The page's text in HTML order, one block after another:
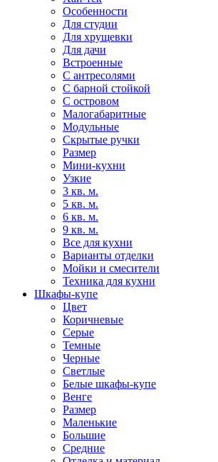
Особенности
Для студии
Для хрущевки
Для дачи
Встроенные
С антресолями
С барной стойкой
С островом
Малогабаритные
Модульные
Скрытые ручки
Размер
Мини-кухни
Узкие
3 кв. м.
5 кв. м.
6 кв. м.
9 кв. м.
Все для кухни
Варианты отделки
Мойки и смесители
Техника для кухни
Шкафы-купе
Цвет
Коричневые
Серые
Темные
Черные
Светлые
Белые шкафы-купе
Венге
Размер
Маленькие
Большие
Средние